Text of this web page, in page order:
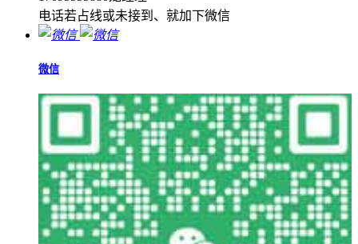
电话若占线或未接到、就加下微信
微信